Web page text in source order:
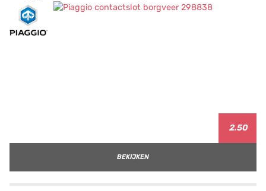
2.50
BEKIJKEN